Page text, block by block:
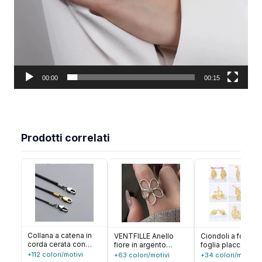
00:00 00:15
Prodotti correlati
Collana a catena in
corda cerata con
cordoncino in pelle
+112 colori/motivi
VENTFILLE Anello
fiore in argento
sterling 925 per
+63 colori/motivi
Ciondoli a forma
foglia placcati oro
carati per la
+34 colori/motivi